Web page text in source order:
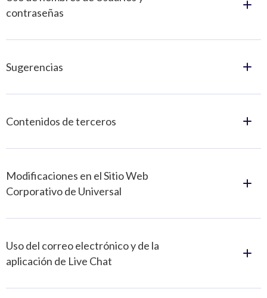
contraseñas
Sugerencias
Contenidos de terceros
Modificaciones en el Sitio Web
Corporativo de Universal
Uso del correo electrónico y de la
aplicación de Live Chat